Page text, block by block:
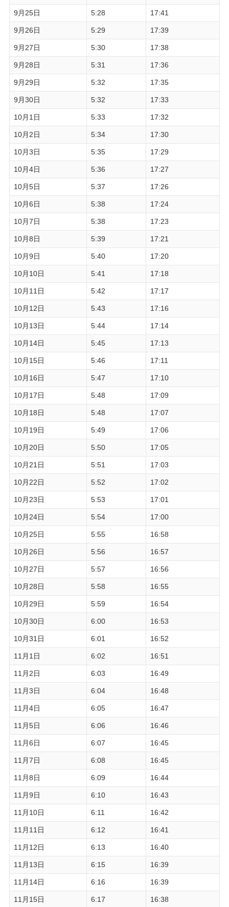
9月25日 5:28 17:41
9月26日 5:29 17:39
9月27日 5:30 17:38
9月28日 5:31 17:36
9月29日 5:32 17:35
9月30日 5:32 17:33
10月1日 5:33 17:32
10月2日 5:34 17:30
10月3日 5:35 17:29
10月4日 5:36 17:27
10月5日 5:37 17:26
10月6日 5:38 17:24
10月7日 5:38 17:23
10月8日 5:39 17:21
10月9日 5:40 17:20
10月10日 5:41 17:18
10月11日 5:42 17:17
10月12日 5:43 17:16
10月13日 5:44 17:14
10月14日 5:45 17:13
10月15日 5:46 17:11
10月16日 5:47 17:10
10月17日 5:48 17:09
10月18日 5:48 17:07
10月19日 5:49 17:06
10月20日 5:50 17:05
10月21日 5:51 17:03
10月22日 5:52 17:02
10月23日 5:53 17:01
10月24日 5:54 17:00
10月25日 5:55 16:58
10月26日 5:56 16:57
10月27日 5:57 16:56
10月28日 5:58 16:55
10月29日 5:59 16:54
10月30日 6:00 16:53
10月31日 6:01 16:52
11月1日 6:02 16:51
11月2日 6:03 16:49
11月3日 6:04 16:48
11月4日 6:05 16:47
11月5日 6:06 16:46
11月6日 6:07 16:45
11月7日 6:08 16:45
11月8日 6:09 16:44
11月9日 6:10 16:43
11月10日 6:11 16:42
11月11日 6:12 16:41
11月12日 6:13 16:40
11月13日 6:15 16:39
11月14日 6:16 16:39
11月15日 6:17 16:38